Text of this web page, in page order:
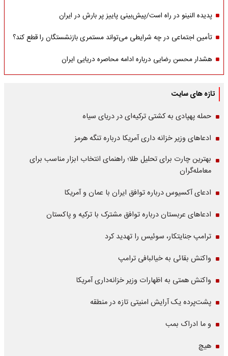
پدیده النینو در راه است/پیش‌بینی پاییز پر بارش در ایران
تأمین اجتماعی در چه شرایطی می‌تواند مستمری بازنشستگان را قطع کند؟
هشدار محسن رضایی درباره ادامه محاصره دریایی ایران
تازه های سایت
حمله پهپادی به کشتی ترکیه‌ای در دریای سیاه
ادعاهای وزیر خزانه داری آمریکا درباره تنگه هرمز
بهترین چارت برای تحلیل طلا؛ راهنمای انتخاب ابزار مناسب برای
معامله‌گران
ادعای آکسیوس درباره توافق ایران با عمان و آمریکا
ادعاهای عربستان درباره توافق مشترک با ترکیه و پاکستان
ترامپ جنایتکار، سوئیس را تهدید کرد
واکنش بقائی به خیالبافی ترامپ
واکنش همتی به اظهارات وزیر خزانه‌داری آمریکا
پشت‌پرده یک آرایش امنیتی تازه در منطقه
و ما ادراک بمب
هیچ